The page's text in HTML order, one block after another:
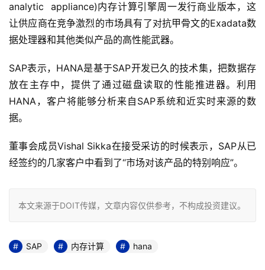
analytic  appliance)内存计算引擎周一发行商业版本，这
让供应商在竞争激烈的市场具有了对抗甲骨文的Exadata数
据处理器和其他类似产品的高性能武器。
SAP表示，HANA是基于SAP开发已久的技术集，把数据存
放在主存中，提供了通过磁盘读取的性能推进器。利用
HANA，客户将能够分析来自SAP系统和近实时来源的数
据。
董事会成员Vishal Sikka在接受采访的时候表示，SAP从已
经签约的几家客户中看到了“市场对该产品的特别响应”。
本文来源于DOIT传媒，文章内容仅供参考，不构成投资建议。
SAP 内存计算 hana